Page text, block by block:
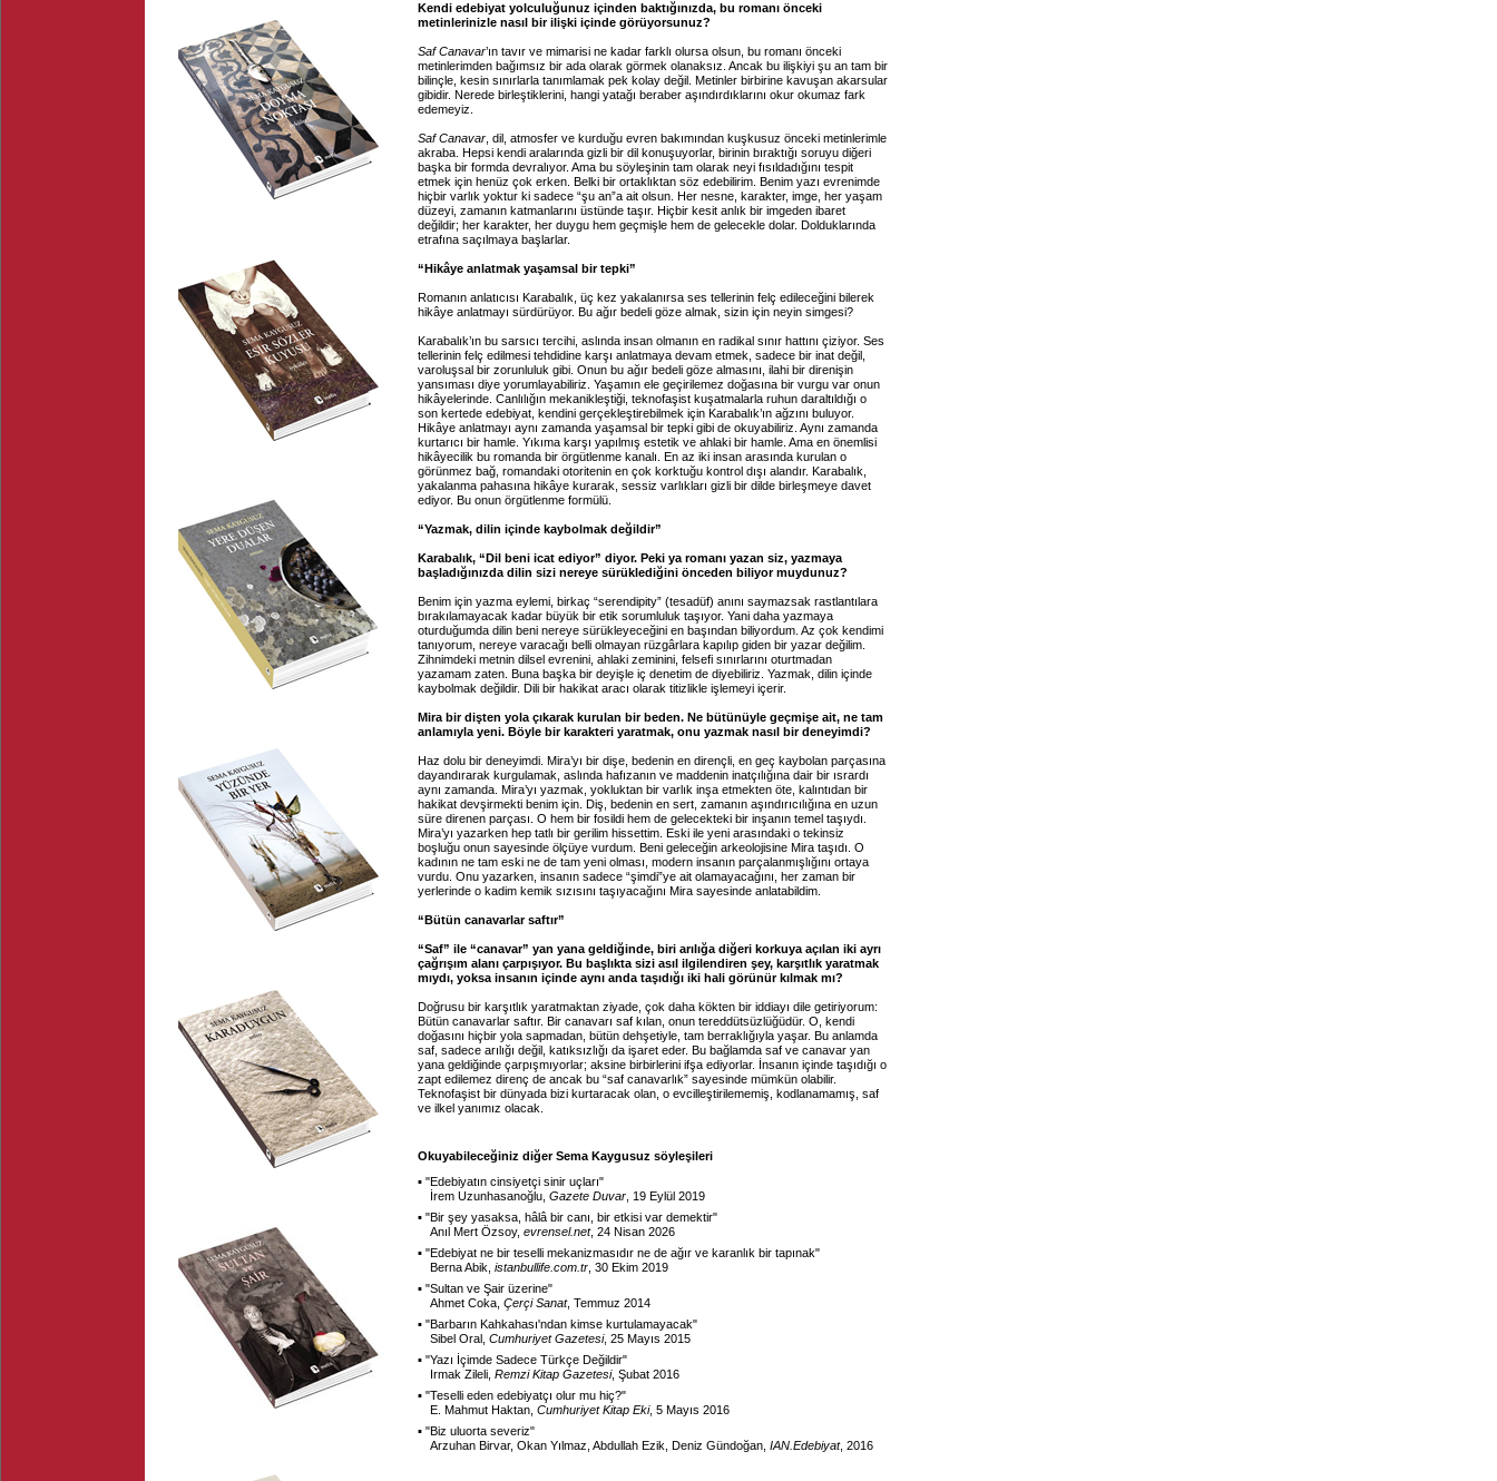
Kendi edebiyat yolculuğunuz içinden baktığınızda, bu romanı önceki
metinlerinizle nasıl bir ilişki içinde görüyorsunuz?
Saf Canavar’ın tavır ve mimarisi ne kadar farklı olursa olsun, bu romanı önceki
metinlerimden bağımsız bir ada olarak görmek olanaksız. Ancak bu ilişkiyi şu an tam bir
bilinçle, kesin sınırlarla tanımlamak pek kolay değil. Metinler birbirine kavuşan akarsular
gibidir. Nerede birleştiklerini, hangi yatağı beraber aşındırdıklarını okur okumaz fark
edemeyiz.
Saf Canavar , dil, atmosfer ve kurduğu evren bakımından kuşkusuz önceki metinlerimle
akraba. Hepsi kendi aralarında gizli bir dil konuşuyorlar, birinin bıraktığı soruyu diğeri
başka bir formda devralıyor. Ama bu söyleşinin tam olarak neyi fısıldadığını tespit
etmek için henüz çok erken. Belki bir ortaklıktan söz edebilirim. Benim yazı evrenimde
hiçbir varlık yoktur ki sadece “şu an”a ait olsun. Her nesne, karakter, imge, her yaşam
düzeyi, zamanın katmanlarını üstünde taşır. Hiçbir kesit anlık bir imgeden ibaret
değildir; her karakter, her duygu hem geçmişle hem de gelecekle dolar. Dolduklarında
etrafına saçılmaya başlarlar.
“Hikâye anlatmak yaşamsal bir tepki”
Romanın anlatıcısı Karabalık, üç kez yakalanırsa ses tellerinin felç edileceğini bilerek
hikâye anlatmayı sürdürüyor. Bu ağır bedeli göze almak, sizin için neyin simgesi?
Karabalık’ın bu sarsıcı tercihi, aslında insan olmanın en radikal sınır hattını çiziyor. Ses
tellerinin felç edilmesi tehdidine karşı anlatmaya devam etmek, sadece bir inat değil,
varoluşsal bir zorunluluk gibi. Onun bu ağır bedeli göze almasını, ilahi bir direnişin
yansıması diye yorumlayabiliriz. Yaşamın ele geçirilemez doğasına bir vurgu var onun
hikâyelerinde. Canlılığın mekanikleştiği, teknofaşist kuşatmalarla ruhun daraltıldığı o
son kertede edebiyat, kendini gerçekleştirebilmek için Karabalık’ın ağzını buluyor.
Hikâye anlatmayı aynı zamanda yaşamsal bir tepki gibi de okuyabiliriz. Aynı zamanda
kurtarıcı bir hamle. Yıkıma karşı yapılmış estetik ve ahlaki bir hamle. Ama en önemlisi
hikâyecilik bu romanda bir örgütlenme kanalı. En az iki insan arasında kurulan o
görünmez bağ, romandaki otoritenin en çok korktuğu kontrol dışı alandır. Karabalık,
yakalanma pahasına hikâye kurarak, sessiz varlıkları gizli bir dilde birleşmeye davet
ediyor. Bu onun örgütlenme formülü.
“Yazmak, dilin içinde kaybolmak değildir”
Karabalık, “Dil beni icat ediyor” diyor. Peki ya romanı yazan siz, yazmaya
başladığınızda dilin sizi nereye sürüklediğini önceden biliyor muydunuz?
Benim için yazma eylemi, birkaç “serendipity” (tesadüf) anını saymazsak rastlantılara
bırakılamayacak kadar büyük bir etik sorumluluk taşıyor. Yani daha yazmaya
oturduğumda dilin beni nereye sürükleyeceğini en başından biliyordum. Az çok kendimi
tanıyorum, nereye varacağı belli olmayan rüzgârlara kapılıp giden bir yazar değilim.
Zihnimdeki metnin dilsel evrenini, ahlaki zeminini, felsefi sınırlarını oturtmadan
yazamam zaten. Buna başka bir deyişle iç denetim de diyebiliriz. Yazmak, dilin içinde
kaybolmak değildir. Dili bir hakikat aracı olarak titizlikle işlemeyi içerir.
Mira bir dişten yola çıkarak kurulan bir beden. Ne bütünüyle geçmişe ait, ne tam
anlamıyla yeni. Böyle bir karakteri yaratmak, onu yazmak nasıl bir deneyimdi?
Haz dolu bir deneyimdi. Mira’yı bir dişe, bedenin en dirençli, en geç kaybolan parçasına
dayandırarak kurgulamak, aslında hafızanın ve maddenin inatçılığına dair bir ısrardı
aynı zamanda. Mira’yı yazmak, yokluktan bir varlık inşa etmekten öte, kalıntıdan bir
hakikat devşirmekti benim için. Diş, bedenin en sert, zamanın aşındırıcılığına en uzun
süre direnen parçası. O hem bir fosildi hem de gelecekteki bir inşanın temel taşıydı.
Mira’yı yazarken hep tatlı bir gerilim hissettim. Eski ile yeni arasındaki o tekinsiz
boşluğu onun sayesinde ölçüye vurdum. Beni geleceğin arkeolojisine Mira taşıdı. O
kadının ne tam eski ne de tam yeni olması, modern insanın parçalanmışlığını ortaya
vurdu. Onu yazarken, insanın sadece “şimdi”ye ait olamayacağını, her zaman bir
yerlerinde o kadim kemik sızısını taşıyacağını Mira sayesinde anlatabildim.
“Bütün canavarlar saftır”
“Saf” ile “canavar” yan yana geldiğinde, biri arılığa diğeri korkuya açılan iki ayrı
çağrışım alanı çarpışıyor. Bu başlıkta sizi asıl ilgilendiren şey, karşıtlık yaratmak
mıydı, yoksa insanın içinde aynı anda taşıdığı iki hali görünür kılmak mı?
Doğrusu bir karşıtlık yaratmaktan ziyade, çok daha kökten bir iddiayı dile getiriyorum:
Bütün canavarlar saftır. Bir canavarı saf kılan, onun tereddütsüzlüğüdür. O, kendi
doğasını hiçbir yola sapmadan, bütün dehşetiyle, tam berraklığıyla yaşar. Bu anlamda
saf, sadece arılığı değil, katıksızlığı da işaret eder. Bu bağlamda saf ve canavar yan
yana geldiğinde çarpışmıyorlar; aksine birbirlerini ifşa ediyorlar. İnsanın içinde taşıdığı o
zapt edilemez direnç de ancak bu “saf canavarlık” sayesinde mümkün olabilir.
Teknofaşist bir dünyada bizi kurtaracak olan, o evcilleştirilememiş, kodlanamamış, saf
ve ilkel yanımız olacak.
Okuyabileceğiniz diğer Sema Kaygusuz söyleşileri
▪ "Edebiyatın cinsiyetçi sinir uçları"
İrem Uzunhasanoğlu, Gazete Duvar , 19 Eylül 2019
▪ "Bir şey yasaksa, hâlâ bir canı, bir etkisi var demektir"
Anıl Mert Özsoy, evrensel.net, 24 Nisan 2026
▪ "Edebiyat ne bir teselli mekanizmasıdır ne de ağır ve karanlık bir tapınak"
Berna Abik, istanbullife.com.tr , 30 Ekim 2019
▪ "Sultan ve Şair üzerine"
Ahmet Coka, Çerçi Sanat, Temmuz 2014
▪ "Barbarın Kahkahası'ndan kimse kurtulamayacak"
Sibel Oral, Cumhuriyet Gazetesi, 25 Mayıs 2015
▪ "Yazı İçimde Sadece Türkçe Değildir"
Irmak Zileli, Remzi Kitap Gazetesi, Şubat 2016
▪ "Teselli eden edebiyatçı olur mu hiç?"
E. Mahmut Haktan, Cumhuriyet Kitap Eki, 5 Mayıs 2016
▪ "Biz uluorta severiz"
Arzuhan Birvar, Okan Yılmaz, Abdullah Ezik, Deniz Gündoğan, IAN.Edebiyat, 2016